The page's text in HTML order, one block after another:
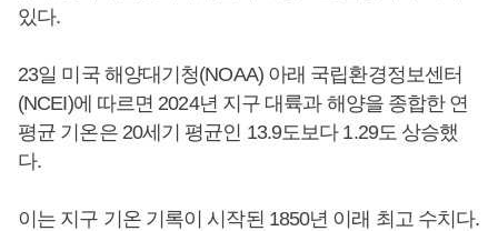
있다.
23일 미국 해양대기청(NOAA) 아래 국립환경정보센터
(NCEI)에 따르면 2024년 지구 대륙과 해양을 종합한 연
평균 기온은 20세기 평균인 13.9도보다 1.29도 상승했
다.
이는 지구 기온 기록이 시작된 1850년 이래 최고 수치다.